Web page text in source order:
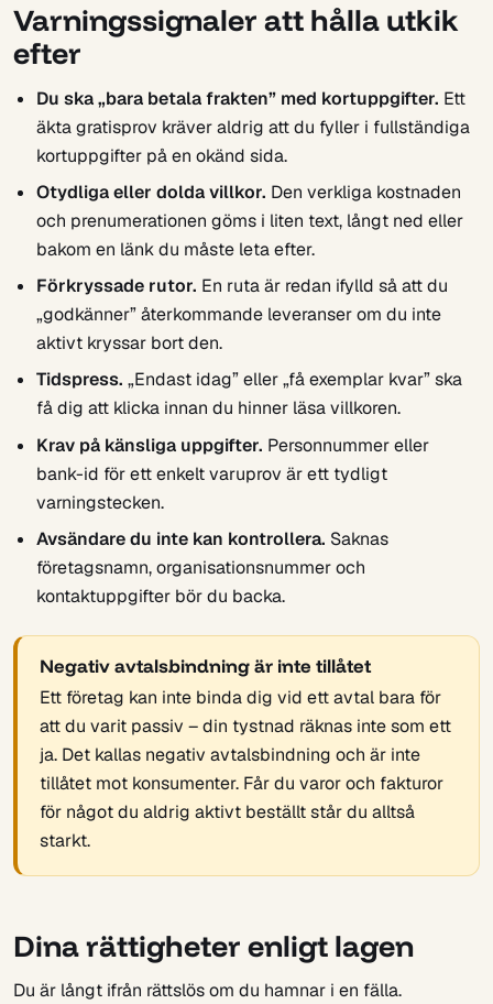
Varningssignaler att hålla utkik
efter
Du ska „bara betala frakten” med kortuppgifter. Ett
äkta gratisprov kräver aldrig att du fyller i fullständiga
kortuppgifter på en okänd sida.
Otydliga eller dolda villkor. Den verkliga kostnaden
och prenumerationen göms i liten text, långt ned eller
bakom en länk du måste leta efter.
Förkryssade rutor. En ruta är redan ifylld så att du
„godkänner” återkommande leveranser om du inte
aktivt kryssar bort den.
Tidspress. „Endast idag” eller „få exemplar kvar” ska
få dig att klicka innan du hinner läsa villkoren.
Krav på känsliga uppgifter. Personnummer eller
bank-id för ett enkelt varuprov är ett tydligt
varningstecken.
Avsändare du inte kan kontrollera. Saknas
företagsnamn, organisationsnummer och
kontaktuppgifter bör du backa.
Negativ avtalsbindning är inte tillåtet
Ett företag kan inte binda dig vid ett avtal bara för
att du varit passiv – din tystnad räknas inte som ett
ja. Det kallas negativ avtalsbindning och är inte
tillåtet mot konsumenter. Får du varor och fakturor
för något du aldrig aktivt beställt står du alltså
starkt.
Dina rättigheter enligt lagen
Du är långt ifrån rättslös om du hamnar i en fälla.